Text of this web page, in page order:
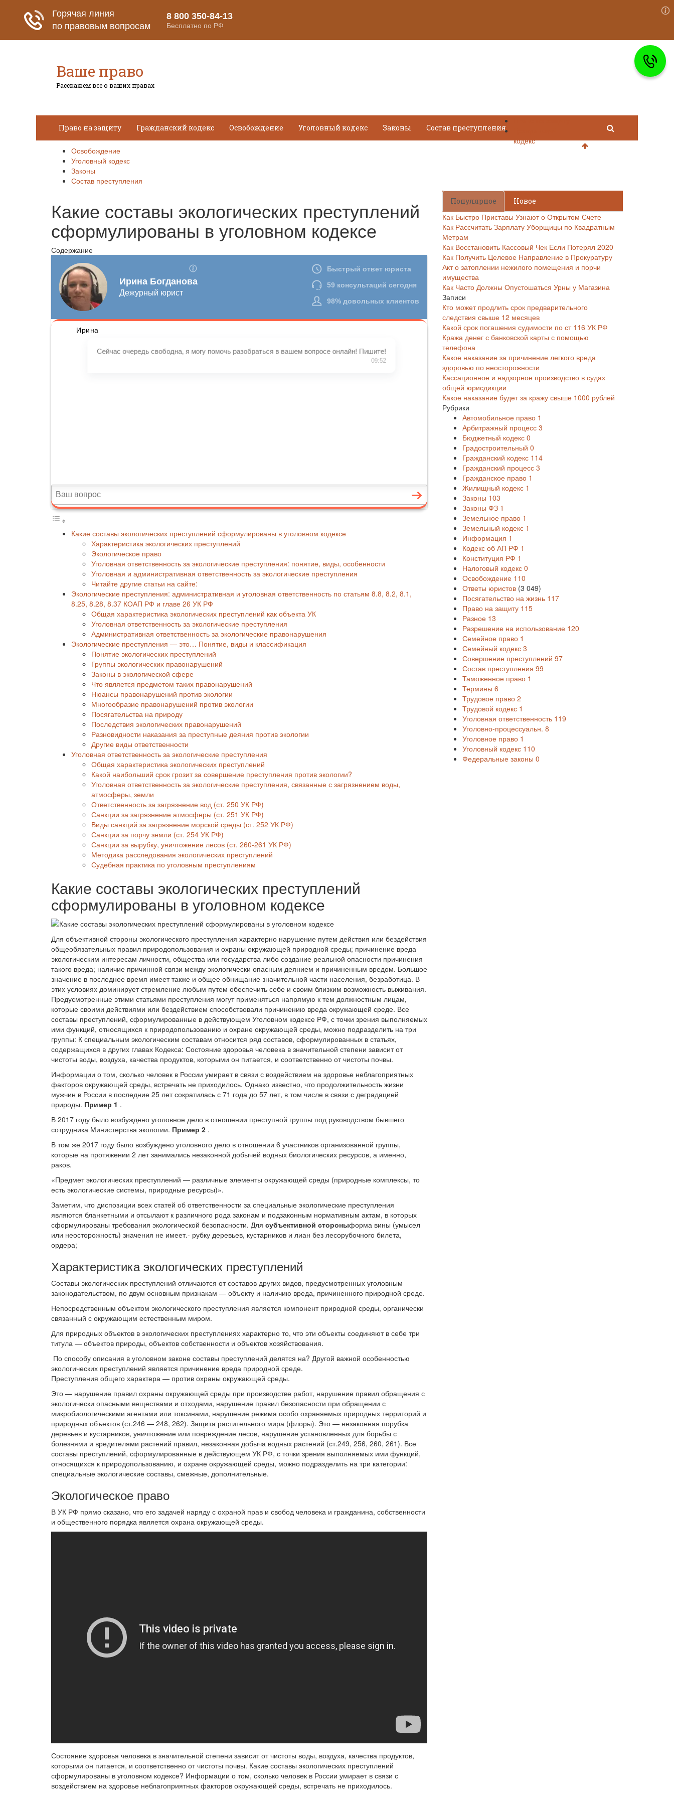
Ваше право
Расскажем все о ваших правах
Право на защиту Гражданский кодекс Освобождение Уголовный кодекс Законы Состав преступления
кодекс
Освобождение
Уголовный кодекс
Законы
Состав преступления
Какие составы экологических преступлений
сформулированы в уголовном кодексе
Содержание
Какие составы экологических преступлений сформулированы в уголовном кодексе
Характеристика экологических преступлений
Экологическое право
Уголовная ответственность за экологические преступления: понятие, виды, особенности
Уголовная и административная ответственность за экологические преступления
Читайте другие статьи на сайте:
Экологические преступления: административная и уголовная ответственность по статьям 8.8, 8.2, 8.1,
8.25, 8.28, 8.37 КОАП РФ и главе 26 УК РФ
Общая характеристика экологических преступлений как объекта УК
Уголовная ответственность за экологические преступления
Административная ответственность за экологические правонарушения
Экологические преступления — это… Понятие, виды и классификация
Понятие экологических преступлений
Группы экологических правонарушений
Законы в экологической сфере
Что является предметом таких правонарушений
Нюансы правонарушений против экологии
Многообразие правонарушений против экологии
Посягательства на природу
Последствия экологических правонарушений
Разновидности наказания за преступные деяния против экологии
Другие виды ответственности
Уголовная ответственность за экологические преступления
Общая характеристика экологических преступлений
Какой наибольший срок грозит за совершение преступления против экологии?
Уголовная ответственность за экологические преступления, связанные с загрязнением воды,
атмосферы, земли
Ответственность за загрязнение вод (ст. 250 УК РФ)
Санкции за загрязнение атмосферы (ст. 251 УК РФ)
Виды санкций за загрязнение морской среды (ст. 252 УК РФ)
Санкции за порчу земли (ст. 254 УК РФ)
Санкции за вырубку, уничтожение лесов (ст. 260-261 УК РФ)
Методика расследования экологических преступлений
Судебная практика по уголовным преступлениям
Какие составы экологических преступлений
сформулированы в уголовном кодексе
Для объективной стороны экологического преступления характерно нарушение путем действия или бездействия
общеобязательных правил природопользования и охраны окружающей природной среды; причинение вреда
экологическим интересам личности, общества или государства либо создание реальной опасности причинения
такого вреда; наличие причинной связи между экологически опасным деянием и причиненным вредом. Большое
значение в последнее время имеет также и общее обнищание значительной части населения, безработица. В
этих условиях доминирует стремление любым путем обеспечить себе и своим близким возможность выживания.
Предусмотренные этими статьями преступления могут применяться напрямую к тем должностным лицам,
которые своими действиями или бездействием способствовали причинению вреда окружающей среде. Все
составы преступлений, сформулированные в действующем Уголовном кодексе РФ, с точки зрения выполняемых
ими функций, относящихся к природопользованию и охране окружающей среды, можно подразделить на три
группы: К специальным экологическим составам относится ряд составов, сформулированных в статьях,
содержащихся в других главах Кодекса: Состояние здоровья человека в значительной степени зависит от
чистоты воды, воздуха, качества продуктов, которыми он питается, и соответственно от чистоты почвы.
Информации о том, сколько человек в России умирает в связи с воздействием на здоровье неблагоприятных
факторов окружающей среды, встречать не приходилось. Однако известно, что продолжительность жизни
мужчин в России в последние 25 лет сократилась с 71 года до 57 лет, в том числе в связи с деградацией
природы. Пример 1 .
В 2017 году было возбуждено уголовное дело в отношении преступной группы под руководством бывшего
сотрудника Министерства экологии. Пример 2 .
В том же 2017 году было возбуждено уголовного дело в отношении 6 участников организованной группы,
которые на протяжении 2 лет занимались незаконной добычей водных биологических ресурсов, а именно,
раков.
«Предмет экологических преступлений — различные элементы окружающей среды (природные комплексы, то
есть экологические системы, природные ресурсы)».
Заметим, что диспозиции всех статей об ответственности за специальные экологические преступления
являются бланкетными и отсылают к различного рода законам и подзаконным нормативным актам, в которых
сформулированы требования экологической безопасности. Для субъективной стороныформа вины (умысел
или неосторожность) значения не имеет.- рубку деревьев, кустарников и лиан без лесорубочного билета,
ордера;
Характеристика экологических преступлений
Составы экологических преступлений отличаются от составов других видов, предусмотренных уголовным
законодательством, по двум основным признакам — объекту и наличию вреда, причиненного природной среде.
Непосредственным объектом экологического преступления является компонент природной среды, органически
связанный с окружающим естественным миром.
Для природных объектов в экологических преступлениях характерно то, что эти объекты соединяют в себе три
титула — объектов природы, объектов собственности и объектов хозяйствования.
По способу описания в уголовном законе составы преступлений делятся на? Другой важной особенностью
экологических преступлений является причинение вреда природной среде.
Преступления общего характера — против охраны окружающей среды.
Это — нарушение правил охраны окружающей среды при производстве работ, нарушение правил обращения с
экологически опасными веществами и отходами, нарушение правил безопасности при обращении с
микробиологическими агентами или токсинами, нарушение режима особо охраняемых природных территорий и
природных объектов (ст.246 — 248, 262). Защита растительного мира (флоры). Это — незаконная порубка
деревьев и кустарников, уничтожение или повреждение лесов, нарушение установленных для борьбы с
болезнями и вредителями растений правил, незаконная добыча водных растений (ст.249, 256, 260, 261). Все
составы преступлений, сформулированные в действующем УК РФ, с точки зрения выполняемых ими функций,
относящихся к природопользованию, и охране окружающей среды, можно подразделить на три категории:
специальные экологические составы, смежные, дополнительные.
Экологическое право
В УК РФ прямо сказано, что его задачей наряду с охраной прав и свобод человека и гражданина, собственности
и общественного порядка является охрана окружающей среды.
Состояние здоровья человека в значительной степени зависит от чистоты воды, воздуха, качества продуктов,
которыми он питается, и соответственно от чистоты почвы. Какие составы экологических преступлений
сформулированы в уголовном кодексе? Информации о том, сколько человек в России умирает в связи с
воздействием на здоровье неблагоприятных факторов окружающей среды, встречать не приходилось.
Популярное Новое
Как Быстро Приставы Узнают о Открытом Счете
Как Рассчитать Зарплату Уборщицы по Квадратным
Метрам
Как Восстановить Кассовый Чек Если Потерял 2020
Как Получить Целевое Направление в Прокуратуру
Акт о затоплении нежилого помещения и порчи
имущества
Как Часто Должны Опустошаться Урны у Магазина
Записи
Кто может продлить срок предварительного
следствия свыше 12 месяцев
Какой срок погашения судимости по ст 116 УК РФ
Кража денег с банковской карты с помощью
телефона
Какое наказание за причинение легкого вреда
здоровью по неосторожности
Кассационное и надзорное производство в судах
общей юрисдикции
Какое наказание будет за кражу свыше 1000 рублей
Рубрики
Автомобильное право 1
Арбитражный процесс 3
Бюджетный кодекс 0
Градостроительный 0
Гражданский кодекс 114
Гражданский процесс 3
Гражданское право 1
Жилищный кодекс 1
Законы 103
Законы ФЗ 1
Земельное право 1
Земельный кодекс 1
Информация 1
Кодекс об АП РФ 1
Конституция РФ 1
Налоговый кодекс 0
Освобождение 110
Ответы юристов (3 049)
Посягательство на жизнь 117
Право на защиту 115
Разное 13
Разрешение на использование 120
Семейное право 1
Семейный кодекс 3
Совершение преступлений 97
Состав преступления 99
Таможенное право 1
Термины 6
Трудовое право 2
Трудовой кодекс 1
Уголовная ответственность 119
Уголовно-процессуальн. 8
Уголовное право 1
Уголовный кодекс 110
Федеральные законы 0